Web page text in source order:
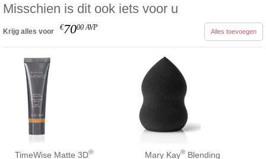
Misschien is dit ook iets voor u
Krijg alles voor €7000 AVP Alles toevoegen
TimeWise Matte 3D® Mary Kay® Blending